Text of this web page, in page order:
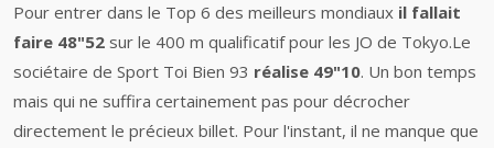
Pour entrer dans le Top 6 des meilleurs mondiaux il fallait
faire 48"52 sur le 400 m qualificatif pour les JO de Tokyo.Le
sociétaire de Sport Toi Bien 93 réalise 49"10. Un bon temps
mais qui ne suffira certainement pas pour décrocher
directement le précieux billet. Pour l'instant, il ne manque que